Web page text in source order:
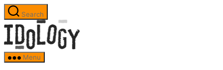
Skip
to
the
content
Search
Menu